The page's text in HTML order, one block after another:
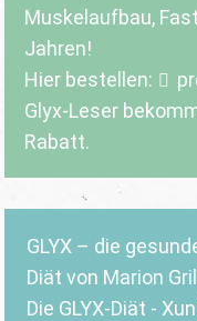
Muskelaufbau,
Jahren!
Hier bestellen:
Glyx-Leser
Rabatt.
GLYX – die
Diät von Marion
Die GLYX-Diät -